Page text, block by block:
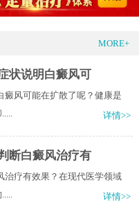
MORE+
状说明白癜风可
癜风可能在扩散了呢？健康是
详情>>
断白癜风治疗有
治疗有效果？在现代医学领域
详情>>